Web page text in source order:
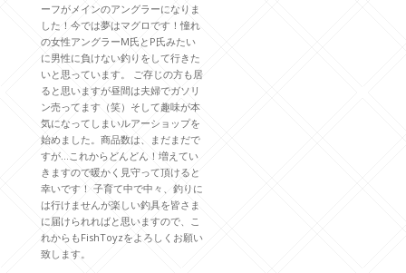
ーフがメインのアングラーになりま
した！今では夢はマグロです！憧れ
の女性アングラーM氏とP氏みたい
に男性に負けない釣りをして行きた
いと思っています。 ご存じの方も居
ると思いますが昼間は夫婦でガソリ
ン売ってます（笑）そして趣味が本
気になってしまいルアーショップを
始めました。商品数は、まだまだで
すが…これからどんどん！増えてい
きますので暖かく見守って頂けると
幸いです！ 子育て中で中々、釣りに
は行けませんが楽しい釣具を皆さま
に届けられればと思いますので、こ
れからもFishToyzをよろしくお願い
致します。